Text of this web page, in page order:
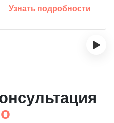
Узнать подробности
›